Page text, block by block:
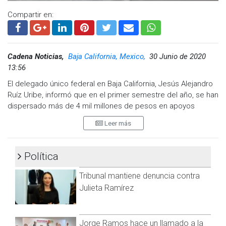
Compartir en:
Cadena Noticias, Baja California, Mexico, 30 Junio de 2020
13:56
El delegado único federal en Baja California, Jesús Alejandro
Ruíz Uribe, informó que en el primer semestre del año, se han
dispersado más de 4 mil millones de pesos en apoyos
sociales para beneficio de los grupos vulnerables.
En conferencia de prensa, Ruíz Uribe destacó que en el
prioridad son los adultos mayores.
Detalló que en julio comienza la entrega de recursos más de
481.3 millones de pesos para 183 mil 716 adultos mayores de
68 años.
Por tratarse de una población vulnerable, se da da prioridad a
Leer más
Política
Tribunal mantiene denuncia contra
Julieta Ramírez
Jorge Ramos hace un llamado a la